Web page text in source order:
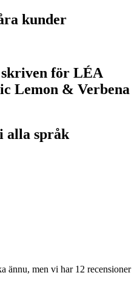
kunder
skriven för LÉA
Lemon & Verbena
alla språk
ännu, men vi har 12 recensioner